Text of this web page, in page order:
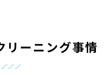
リーニング事情